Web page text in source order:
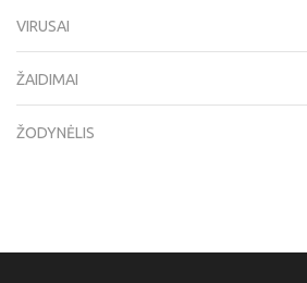
VIRUSAI
ŽAIDIMAI
ŽODYNĖLIS